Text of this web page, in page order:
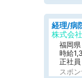
株式会
福岡
時給
正社員
スポ